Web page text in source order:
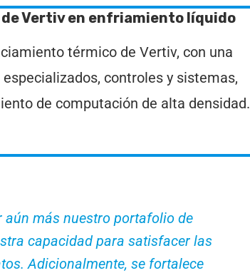
Vertiv en enfriamiento líquido
térmico de Vertiv, con una
controles y sistemas,
de computación de alta densidad.
aún más nuestro portafolio de
capacidad para satisfacer las
Adicionalmente, se fortalece